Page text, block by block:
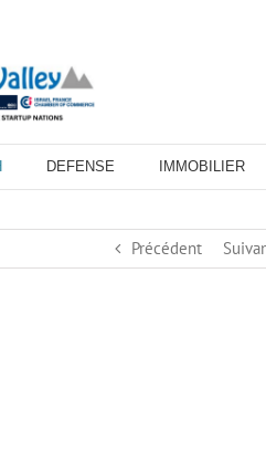
DEFENSE IMMOBILIER
Précédent